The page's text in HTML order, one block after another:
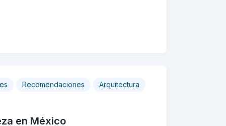
Recomendaciones Arquitectura
en México